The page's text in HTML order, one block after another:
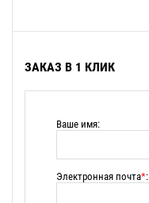
ЗАКАЗ В 1 КЛИК
Ваше имя:
Электронная почта*: